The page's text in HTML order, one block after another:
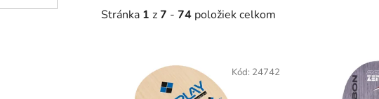
Stránka 1 z7 - 74 položiek celkom
Kód: 24742